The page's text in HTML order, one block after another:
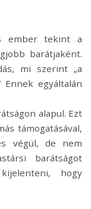
ember tekint a
barátjaként.
mi szerint „a
egyáltalán
alapul. Ezt
támogatásával,
végül, de nem
barátságot
hogy